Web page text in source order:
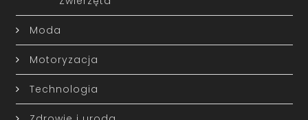
Moda
Motoryzacja
Technologia